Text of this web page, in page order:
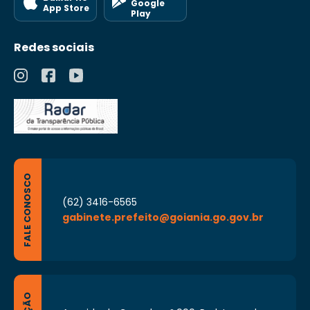
Administrativo.
App Store
Google
Play
Redes sociais
FALE CONOSCO
(62) 3416-6565
gabinete.prefeito@goiania.go.gov.br